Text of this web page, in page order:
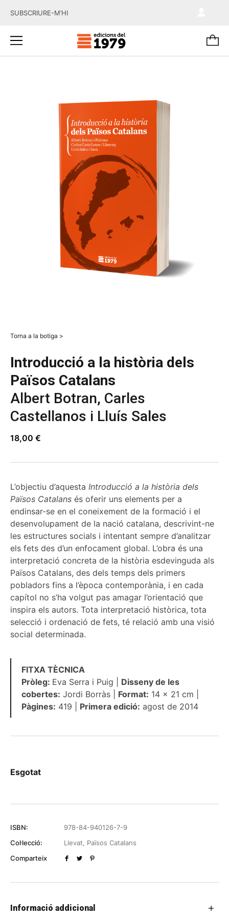
SUBSCRIURE-M’HI
Torna a la botiga >
Introducció a la història dels
Països Catalans
Albert Botran, Carles
Castellanos i Lluís Sales
18,00 €
L’objectiu d’aquesta Introducció a la història dels
Països Catalans és oferir uns elements per a
endinsar-se en el coneixement de la formació i el
desenvolupament de la nació catalana, descrivint-ne
les estructures socials i intentant sempre d’analitzar
els fets des d’un enfocament global. L’obra és una
interpretació concreta de la història esdevinguda als
Països Catalans, des dels temps dels primers
pobladors fins a l’època contemporània, i en cada
capítol no s’ha volgut pas amagar l’orientació que
inspira els autors. Tota interpretació històrica, tota
selecció i ordenació de fets, té relació amb una visió
social determinada.
FITXA TÈCNICA
Pròleg: Eva Serra i Puig | Disseny de les
cobertes: Jordi Borràs | Format: 14 × 21 cm |
Pàgines: 419 | Primera edició: agost de 2014
Esgotat
ISBN:
978-84-940126-7-9
Col·lecció:
Llevat, Països Catalans
Comparteix
Informació addicional